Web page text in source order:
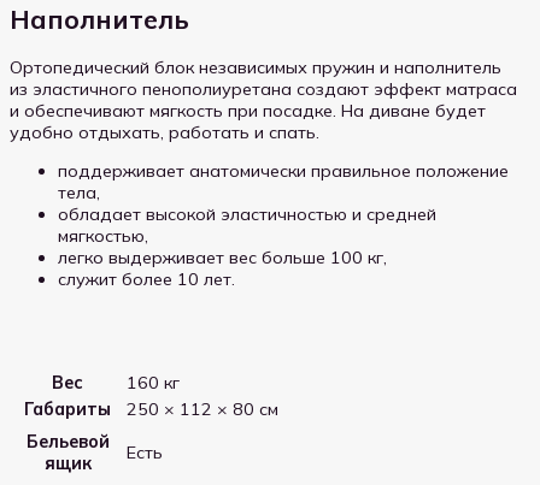
Наполнитель
Ортопедический блок независимых пружин и наполнитель
из эластичного пенополиуретана создают эффект матраса
и обеспечивают мягкость при посадке. На диване будет
удобно отдыхать, работать и спать.
поддерживает анатомически правильное положение
тела,
обладает высокой эластичностью и средней
мягкостью,
легко выдерживает вес больше 100 кг,
служит более 10 лет.
Вес
160 кг
Габариты
250 × 112 × 80 см
Бельевой
ящик
Есть